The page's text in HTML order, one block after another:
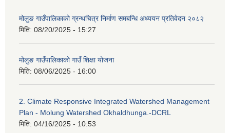
मोलुङ गाउँपालिकाको ग्रन्थचित्र निर्माण समबन्धि अध्ययन प्रतिवेदन २०८२
मिति: 08/20/2025 - 15:27
मोलुङ गाउँपालिकाको गाउँ शिक्षा योजना
मिति: 08/06/2025 - 16:00
2. Climate Responsive Integrated Watershed Management
Plan - Molung Watershed Okhaldhunga.-DCRL
मिति: 04/16/2025 - 10:53